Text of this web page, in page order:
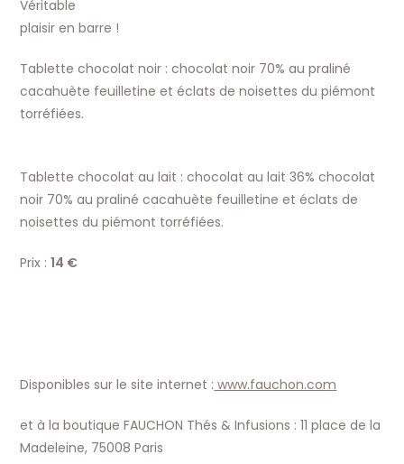
Véritable
plaisir en barre !
Tablette chocolat noir : chocolat noir 70% au praliné
cacahuète feuilletine et éclats de noisettes du piémont
torréfiées.
Tablette chocolat au lait : chocolat au lait 36% chocolat
noir 70% au praliné cacahuète feuilletine et éclats de
noisettes du piémont torréfiées.
Prix :14 €
Disponibles sur le site internet : www.fauchon.com
et à la boutique FAUCHON Thés & Infusions : 11 place de la
Madeleine, 75008 Paris